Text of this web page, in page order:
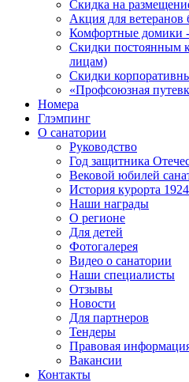
Скидка на
Акция для ветеранов
Комфортные
Скидки постоянным
лицам)
Скидки
«Профсоюзная
Номера
Глэмпинг
О санатории
Руководство
Год защитника
Вековой юбилей
История курорта
Наши награды
О регионе
Для детей
Фотогалерея
Видео о санатории
Наши специалисты
Отзывы
Новости
Для партнеров
Тендеры
Правовая
Вакансии
Контакты